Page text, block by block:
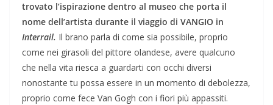
trovato l’ispirazione dentro al museo che porta il
nome dell’artista durante il viaggio di VANGIO in
Interrail. Il brano parla di come sia possibile, proprio
come nei girasoli del pittore olandese, avere qualcuno
che nella vita riesca a guardarti con occhi diversi
nonostante tu possa essere in un momento di debolezza,
proprio come fece Van Gogh con i fiori più appassiti.